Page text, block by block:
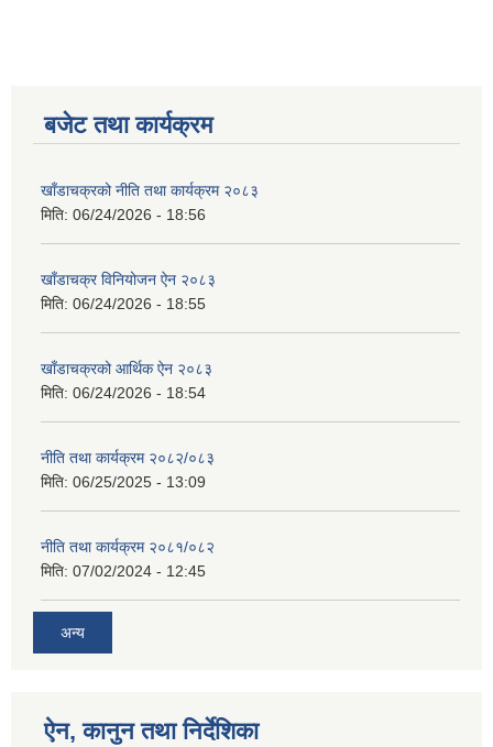
बजेट तथा कार्यक्रम
खाँडाचक्रको नीति तथा कार्यक्रम २०८३
मिति: 06/24/2026 - 18:56
खाँडाचक्र विनियोजन ऐन २०८३
मिति: 06/24/2026 - 18:55
खाँडाचक्रको आर्थिक ऐन २०८३
मिति: 06/24/2026 - 18:54
नीति तथा कार्यक्रम २०८२/०८३
मिति: 06/25/2025 - 13:09
नीति तथा कार्यक्रम २०८१/०८२
मिति: 07/02/2024 - 12:45
अन्य
ऐन, कानुन तथा निर्देशिका